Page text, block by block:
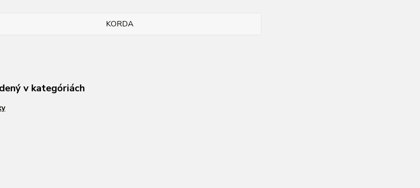
KORDA
v kategóriách